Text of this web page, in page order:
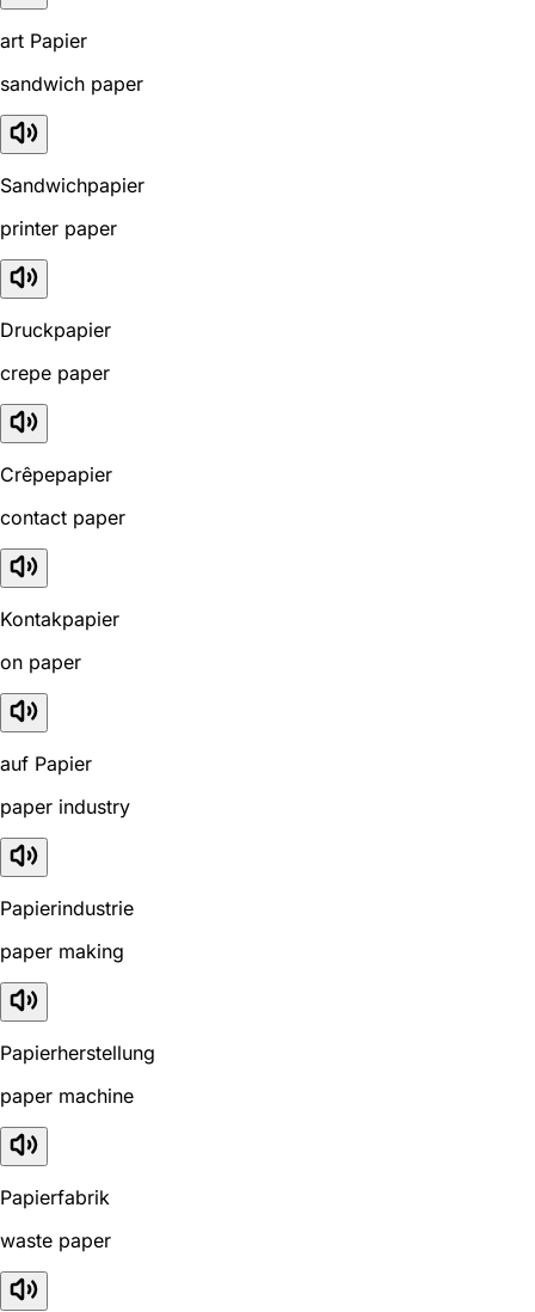
art Papier
sandwich paper
Sandwichpapier
printer paper
Druckpapier
crepe paper
Crêpepapier
contact paper
Kontakpapier
on paper
auf Papier
paper industry
Papierindustrie
paper making
Papierherstellung
paper machine
Papierfabrik
waste paper